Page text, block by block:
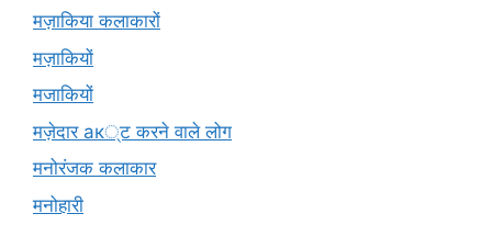
मज़ाकिया कलाकारों
मज़ाकियों
मजाकियों
मज़ेदार ак्ट करने वाले लोग
मनोरंजक कलाकार
मनोहारी